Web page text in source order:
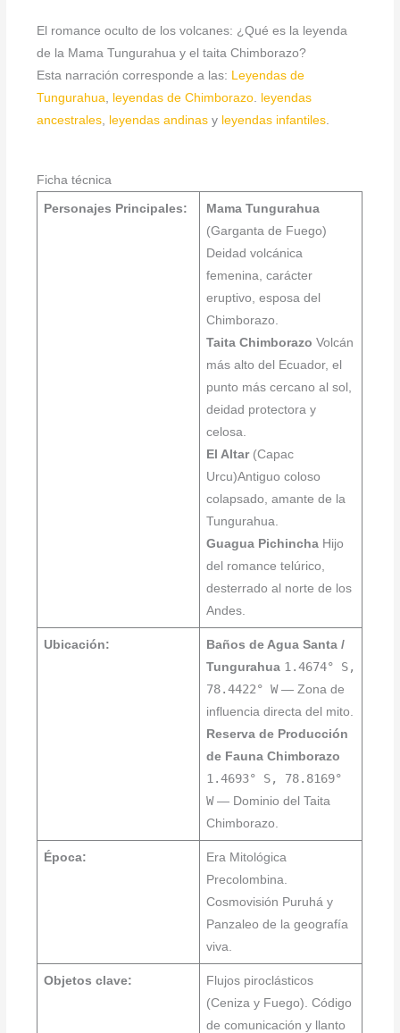
El romance oculto de los volcanes: ¿Qué es la leyenda
de la Mama Tungurahua y el taita Chimborazo?
Esta narración corresponde a las:
Leyendas de
Tungurahua
leyendas de Chimborazo
leyendas
ancestrales
leyendas andinas y leyendas infantiles
Ficha técnica
Personajes Principales:
Mama Tungurahua
(Garganta de Fuego)
Deidad volcánica
femenina, carácter
eruptivo, esposa del
Chimborazo.
Taita Chimborazo Volcán
más alto del Ecuador, el
punto más cercano al sol,
deidad protectora y
celosa.
El Altar (Capac
Urcu)Antiguo coloso
colapsado, amante de la
Tungurahua.
Guagua PichinchaHijo
del romance telúrico,
desterrado al norte de los
Andes.
Ubicación:
Baños de Agua Santa /
Tungurahua 1.4674° S,
78.4422° W— Zona de
influencia directa del mito.
Reserva de Producción
de Fauna Chimborazo
1.4693° S, 78.8169°
W— Dominio del Taita
Chimborazo.
Época:
Era Mitológica
Precolombina.
Cosmovisión Puruhá y
Panzaleo de la geografía
viva.
Objetos clave:
Flujos piroclásticos
(Ceniza y Fuego). Código
de comunicación y llanto